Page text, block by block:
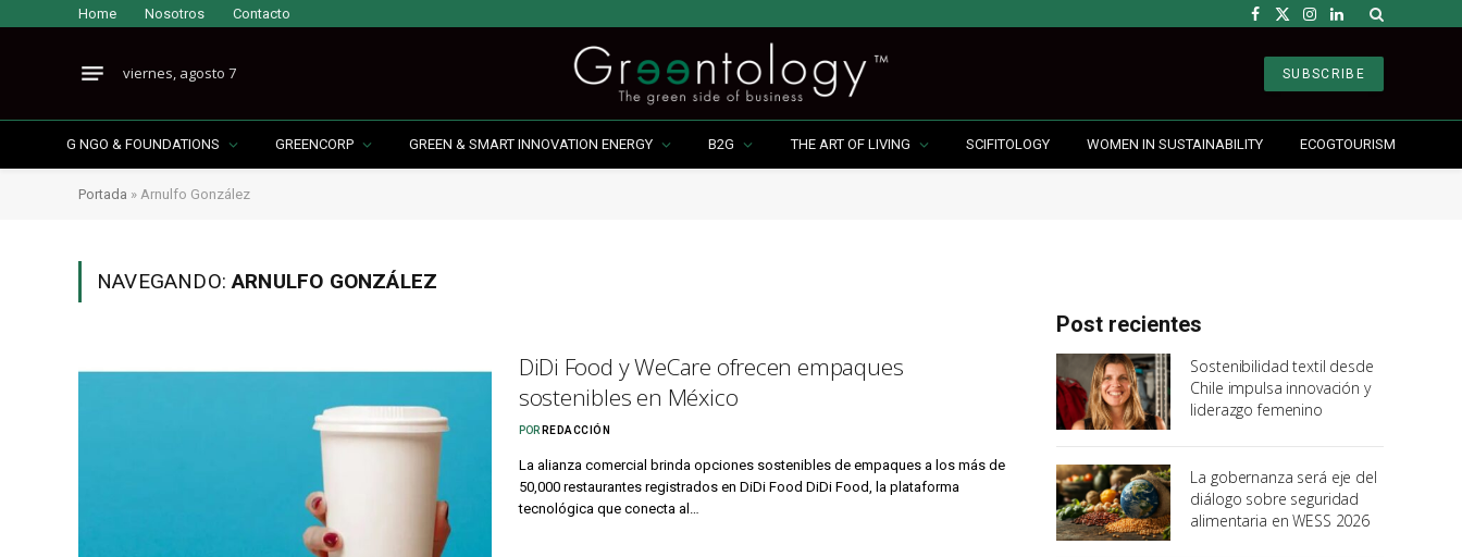
Home Nosotros Contacto Facebook
X
Instagram
LinkedIn
viernes, agosto 7 SUBSCRIBE
G NGO & FOUNDATIONS GREENCORP GREEN & SMART INNOVATION ENERGY B2G THE ART OF LIVING SCIFITOLOGY WOMEN IN SUSTAINABILITY ECOGTOURISM
Portada » Arnulfo González
NAVEGANDO:ARNULFO GONZÁLEZ
DiDi Food y WeCare ofrecen empaques
sostenibles en México
POR REDACCIÓN
La alianza comercial brinda opciones sostenibles de empaques a los más de
50,000 restaurantes registrados en DiDi Food DiDi Food, la plataforma
tecnológica que conecta al…
Post recientes
Sostenibilidad textil desde
Chile impulsa innovación y
liderazgo femenino
La gobernanza será eje del
diálogo sobre seguridad
alimentaria en WESS 2026